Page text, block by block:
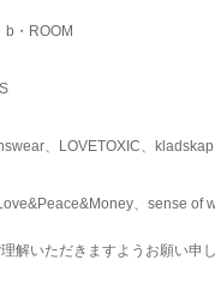
b・ROOM
、LOVETOXIC、
、sense of
解いただきますようお願い申し